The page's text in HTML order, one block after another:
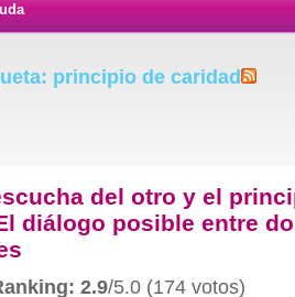
principio de caridad
del otro y el
diálogo posible entre
2.9/5.0 (174 votos)